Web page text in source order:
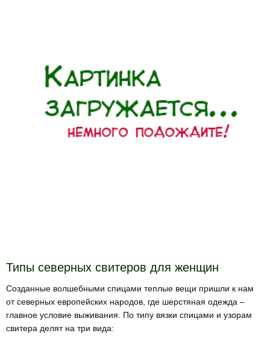
Типы северных свитеров для женщин
Созданные волшебными спицами теплые вещи пришли к нам
от северных европейских народов, где шерстяная одежда –
главное условие выживания. По типу вязки спицами и узорам
свитера делят на три вида: